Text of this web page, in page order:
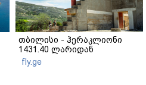
თბილისი - ჰერაკლიონი
1431.40 ლარიდან
fly.ge